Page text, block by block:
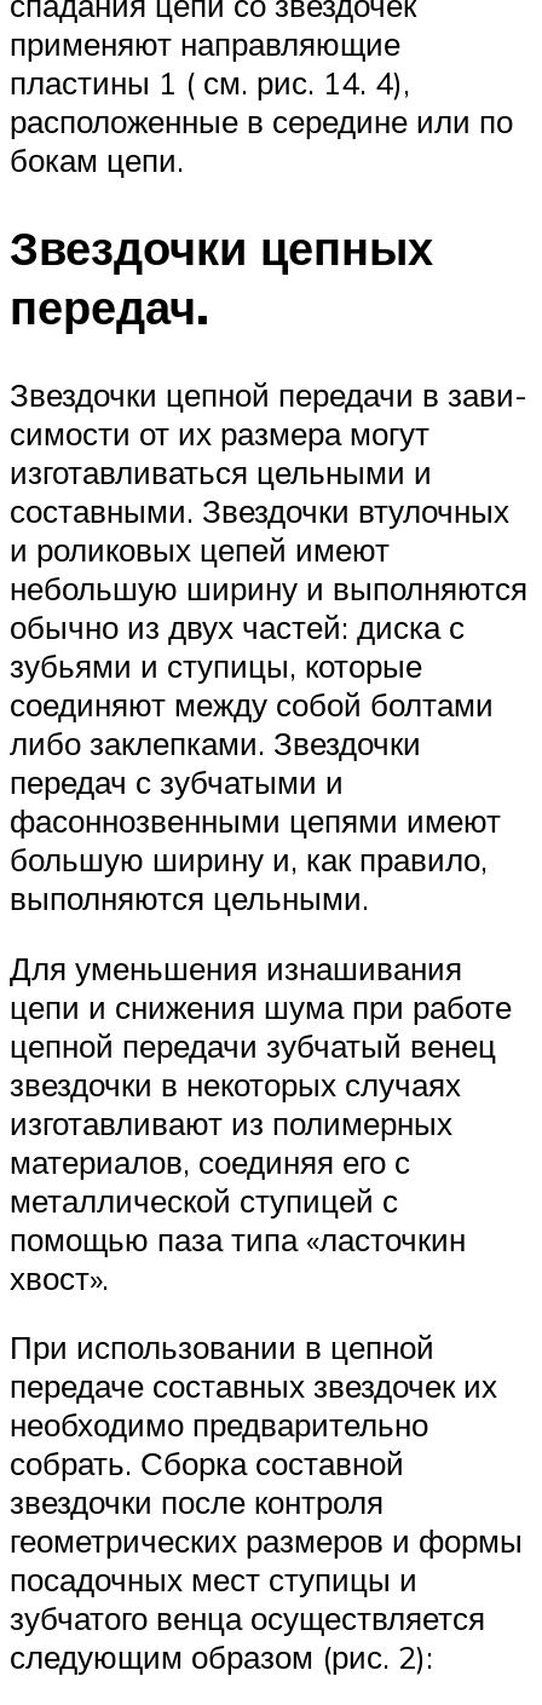
применяют направляющие
пластины 1 ( см. рис. 14. 4),
расположенные в середине или по
бокам цепи.
Звездочки цепных
передач.
Звездочки цепной передачи в зави­
симости от их размера могут
изготавливаться цельными и
состав­ными. Звездочки втулочных
и роликовых цепей имеют
небольшую ширину и выполняются
обычно из двух частей: диска с
зубьями и ступицы, которые
соединяют между собой болтами
либо заклепка­ми. Звездочки
передач с зубчатыми и
фасоннозвенными цепями имеют
большую ширину и, как правило,
выполняются цельными.
Для уменьшения изнашивания
цепи и снижения шума при ра­боте
цепной передачи зубчатый венец
звездочки в некоторых слу­чаях
изготавливают из полимерных
материалов, соединяя его с
металлической ступицей с
помощью паза типа «ласточкин
хвост».
При использовании в цепной
передаче составных звездочек их
необходимо предварительно
собрать. Сборка составной
звездочки после контроля
геометрических размеров и формы
посадочных мест ступицы и
зубчатого венца осуществляется
следующим об­разом (рис. 2):